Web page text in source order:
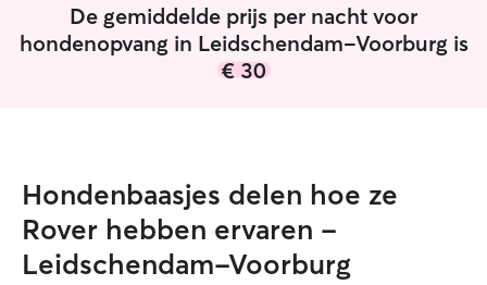
De gemiddelde prijs per nacht voor
hondenopvang in Leidschendam-Voorburg is
€ 30
Hondenbaasjes delen hoe ze
Rover hebben ervaren -
Leidschendam-Voorburg